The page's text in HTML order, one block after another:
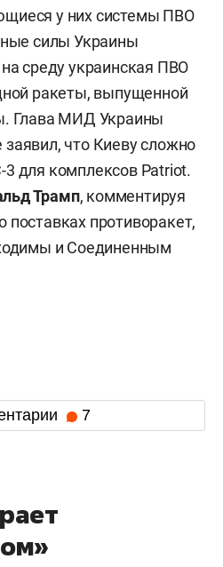
у них системы ПВО
силы Украины
на среду украинская ПВО
ракеты, выпущенной
Глава МИД Украины
заявил, что Киеву сложно
3 для комплексов Patriot.
Трамп, комментируя
поставках противоракет,
и Соединенным
7